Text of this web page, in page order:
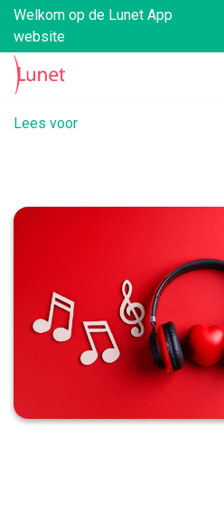
Welkom op de Lunet App
website
Lees voor